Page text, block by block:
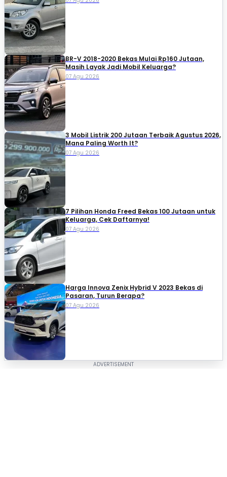
BR-V 2018-2020 Bekas Mulai Rp160 Jutaan,
Masih Layak Jadi Mobil Keluarga?
07 Agu 2026
3 Mobil Listrik 200 Jutaan Terbaik Agustus 2026,
Mana Paling Worth It?
07 Agu 2026
7 Pilihan Honda Freed Bekas 100 Jutaan untuk
Keluarga, Cek Daftarnya!
07 Agu 2026
Harga Innova Zenix Hybrid V 2023 Bekas di
Pasaran, Turun Berapa?
07 Agu 2026